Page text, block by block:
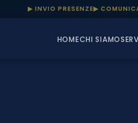
▶ INVIO PRESENZE▶
HOMECHI SIAMO